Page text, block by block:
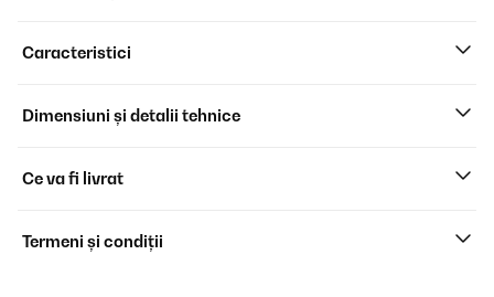
Caracteristici
Dimensiuni și detalii tehnice
Ce va fi livrat
Termeni și condiții